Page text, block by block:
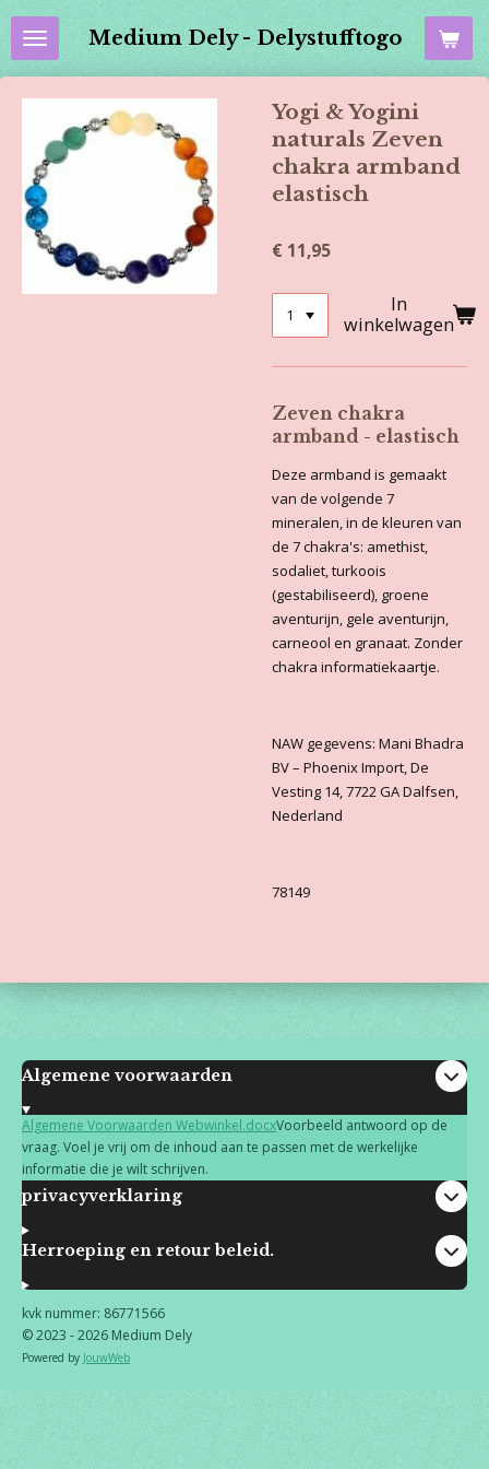
Ga
direct
hoofdinhoud
Medium Dely - Delystufftogo
Yogi & Yogini
naturals Zeven
chakra armband
elastisch
€ 11,95
In
winkelwagen
Zeven chakra
armband - elastisch
Deze armband is gemaakt
van de volgende 7
mineralen, in de kleuren van
de 7 chakra's: amethist,
sodaliet, turkoois
(gestabiliseerd), groene
aventurijn, gele aventurijn,
carneool en granaat. Zonder
chakra informatiekaartje.
NAW gegevens: Mani Bhadra
BV – Phoenix Import, De
Vesting 14, 7722 GA Dalfsen,
Nederland
78149
Algemene voorwaarden
Algemene Voorwaarden Webwinkel.docxVoorbeeld antwoord op de
vraag. Voel je vrij om de inhoud aan te passen met de werkelijke
informatie die je wilt schrijven.
privacyverklaring
Herroeping en retour beleid.
kvk nummer: 86771566
© 2023 - 2026 Medium Dely
Powered by JouwWeb